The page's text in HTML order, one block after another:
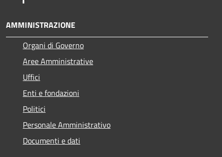
AMMINISTRAZIONE
Organi di Governo
Aree Amministrative
Uffici
Enti e fondazioni
Politici
Personale Amministrativo
Documenti e dati